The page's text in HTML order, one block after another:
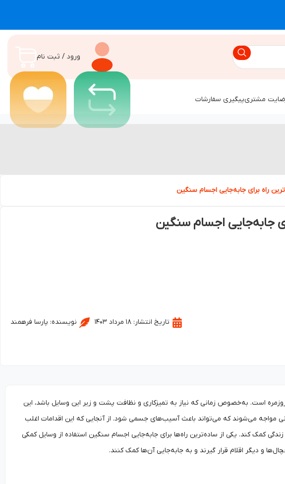
ورود / ثبت نام
مشتریپیگیری سفارشات
راه برای جابه‌جایی اجسام سنگین
جابه‌جایی اجسام سنگین
تاریخ انتشار: ۱۸ مرداد ۱۴۰۳ نویسنده: پارسا فرهمند
است. به‌خصوص زمانی که نیاز به تمیزکاری و نظافت پشت و زیر این وسایل باشد، این
مواجه می‌شوند که می‌تواند باعث آسیب‌های جسمی شود. از آنجایی که این اقدامات اغلب
کمک کند. یکی از ساده‌ترین راه‌ها برای جابه‌جایی اجسام سنگین استفاده از وسایل کمکی
و دیگر اقلام قرار گیرند و به جابه‌جایی آن‌ها کمک کنند.